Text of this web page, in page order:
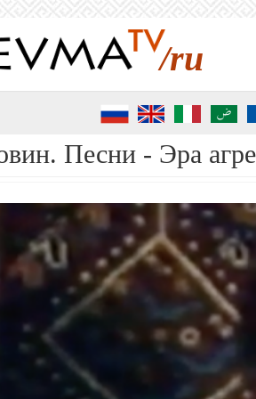
/ru
Песни - Эра